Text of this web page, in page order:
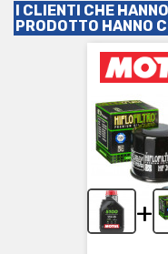
I CLIENTI CHE
PRODOTTO HANNO
+